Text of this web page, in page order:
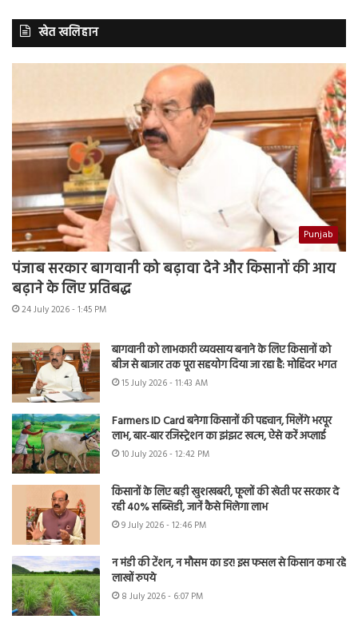
खेत खलिहान
Punjab
पंजाब सरकार बागवानी को बढ़ावा देने और किसानों की आय
बढ़ाने के लिए प्रतिबद्ध
24 July 2026 - 1:45 PM
बागवानी को लाभकारी व्यवसाय बनाने के लिए किसानों को
बीज से बाजार तक पूरा सहयोग दिया जा रहा है: मोहिंदर भगत
15 July 2026 - 11:43 AM
Farmers ID Card बनेगा किसानों की पहचान, मिलेंगे भरपूर
लाभ, बार-बार रजिस्ट्रेशन का झंझट खत्म, ऐसे करें अप्लाई
10 July 2026 - 12:42 PM
किसानों के लिए बड़ी खुशखबरी, फूलों की खेती पर सरकार दे
रही 40% सब्सिडी, जानें कैसे मिलेगा लाभ
9 July 2026 - 12:46 PM
न मंडी की टेंशन, न मौसम का डर! इस फसल से किसान कमा रहे
लाखों रुपये
8 July 2026 - 6:07 PM